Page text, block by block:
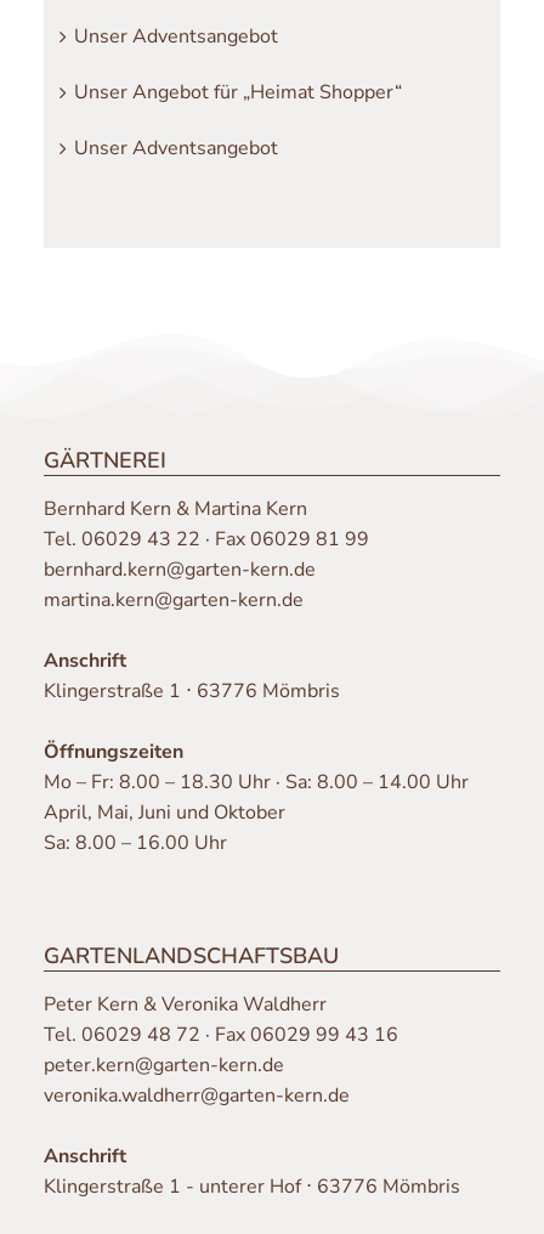
Unser Adventsangebot
Unser Angebot für „Heimat Shopper“
Unser Adventsangebot
GÄRTNEREI
Bernhard Kern & Martina Kern
Tel. 06029 43 22 · Fax 06029 81 99
bernhard.kern@garten-kern.de
martina.kern@garten-kern.de
Anschrift
Klingerstraße 1 ⋅ 63776 Mömbris
Öffnungszeiten
Mo – Fr: 8.00 – 18.30 Uhr · Sa: 8.00 – 14.00 Uhr
April, Mai, Juni und Oktober
Sa: 8.00 – 16.00 Uhr
GARTENLANDSCHAFTSBAU
Peter Kern & Veronika Waldherr
Tel. 06029 48 72 · Fax 06029 99 43 16
peter.kern@garten-kern.de
veronika.waldherr@garten-kern.de
Anschrift
Klingerstraße 1 - unterer Hof ⋅ 63776 Mömbris